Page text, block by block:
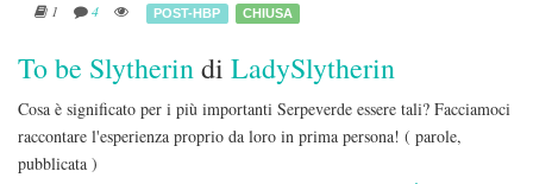
1 4 POST-HBP CHIUSA
To be Slytherindi LadySlytherin
Cosa è significato per i più importanti Serpeverde essere tali? Facciamoci
raccontare l'esperienza proprio da loro in prima persona! ( parole,
pubblicata )